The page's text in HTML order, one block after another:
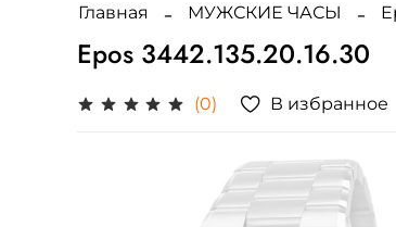
Главная МУЖСКИЕ ЧАСЫ
Epos 3442.135.20.16.30
(0) В избранное